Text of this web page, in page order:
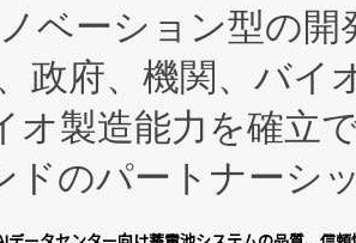
ベーション型の
政府、機関、バイ
オ製造能力を確立
ドのパートナーシ
。 同社の実績ある